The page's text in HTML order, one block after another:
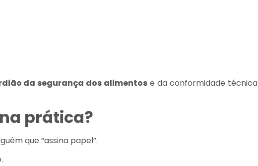
da segurança dos alimentos e da conformidade técnica
prática?
que “assina papel”.